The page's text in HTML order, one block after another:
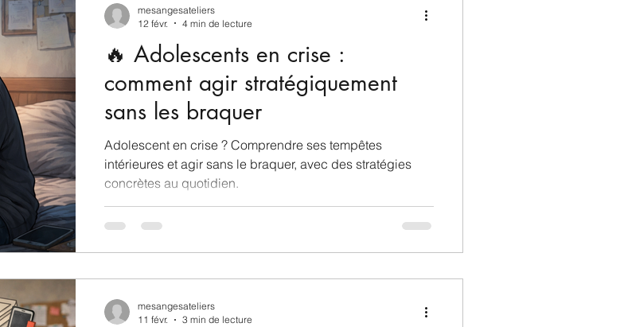
🔥 Adolescents en crise :
comment agir stratégiquement
sans les braquer
Adolescent en crise ? Comprendre ses tempêtes
intérieures et agir sans le braquer, avec des stratégies
concrètes au quotidien.
mesangesateliers
12 févr.
4 min de lecture
mesangesateliers
11 févr.
3 min de lecture